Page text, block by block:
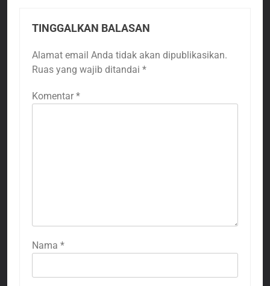
TINGGALKAN BALASAN
Alamat email Anda tidak akan dipublikasikan.
Ruas yang wajib ditandai *
Komentar *
Nama *